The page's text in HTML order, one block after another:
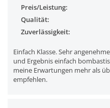
Preis/Leistung:
Qualität:
Zuverlässigkeit:
Einfach Klasse. Sehr
und Ergebnis einfach
meine Erwartungen mehr als
empfehlen.